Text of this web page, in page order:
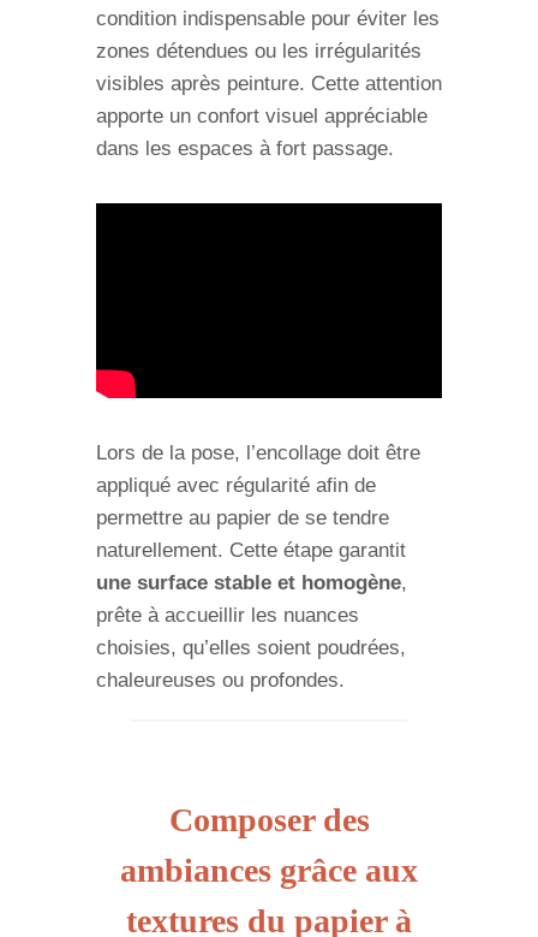
condition indispensable pour éviter les
zones détendues ou les irrégularités
visibles après peinture. Cette attention
apporte un confort visuel appréciable
dans les espaces à fort passage.
Lors de la pose, l’encollage doit être
appliqué avec régularité afin de
permettre au papier de se tendre
naturellement. Cette étape garantit
une surface stable et homogène,
prête à accueillir les nuances
choisies, qu’elles soient poudrées,
chaleureuses ou profondes.
Composer des
ambiances grâce aux
textures du papier à